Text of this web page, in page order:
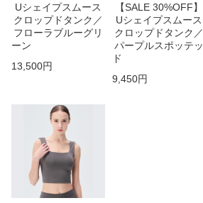
Uシェイプスムース
クロップドタンク／
フローラブルーグリ
ーン
13,500円
【SALE 30%OFF】
Uシェイプスムース
クロップドタンク／
パープルスポッテッ
ド
9,450円